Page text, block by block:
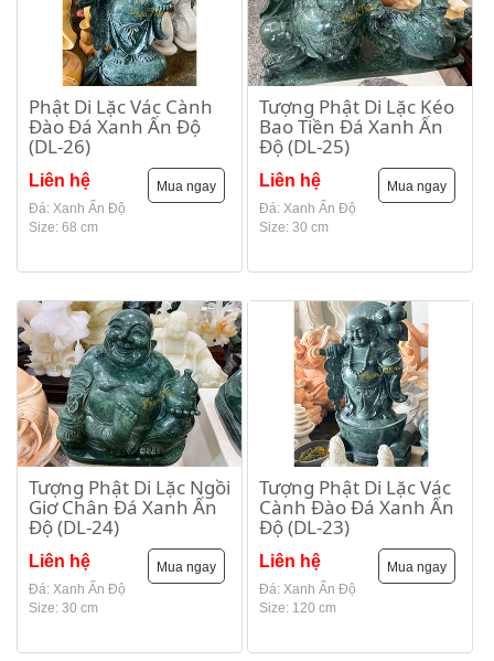
Phật Di Lặc Vác Cành
Đào Đá Xanh Ấn Độ
(DL-26)
Liên hệ
Đá: Xanh Ấn Độ
Size: 68 cm
Mua ngay
Tượng Phật Di Lặc Kéo
Bao Tiền Đá Xanh Ấn
Độ (DL-25)
Liên hệ
Đá: Xanh Ấn Độ
Size: 30 cm
Mua ngay
Tượng Phật Di Lặc Ngồi
Giơ Chân Đá Xanh Ấn
Độ (DL-24)
Liên hệ
Đá: Xanh Ấn Độ
Size: 30 cm
Mua ngay
Tượng Phật Di Lặc Vác
Cành Đào Đá Xanh Ấn
Độ (DL-23)
Liên hệ
Đá: Xanh Ấn Độ
Size: 120 cm
Mua ngay